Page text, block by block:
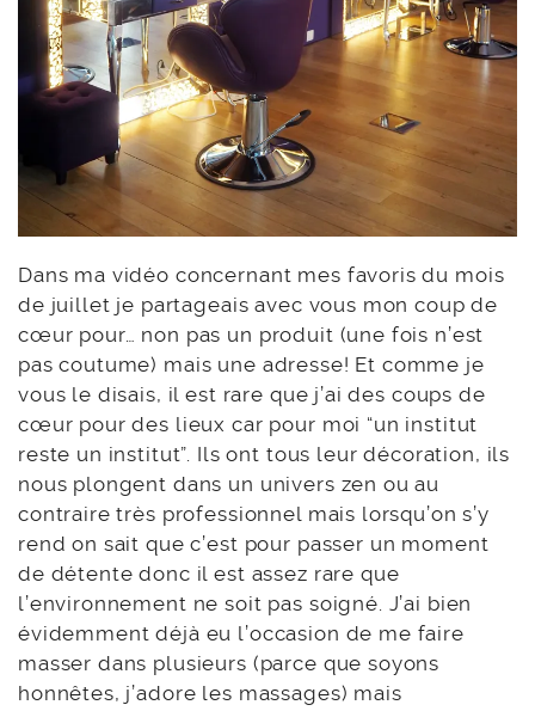
Dans ma vidéo concernant mes favoris du mois
de juillet je partageais avec vous mon coup de
cœur pour… non pas un produit (une fois n’est
pas coutume) mais une adresse! Et comme je
vous le disais, il est rare que j’ai des coups de
cœur pour des lieux car pour moi “un institut
reste un institut”. Ils ont tous leur décoration, ils
nous plongent dans un univers zen ou au
contraire très professionnel mais lorsqu’on s’y
rend on sait que c’est pour passer un moment
de détente donc il est assez rare que
l’environnement ne soit pas soigné. J’ai bien
évidemment déjà eu l’occasion de me faire
masser dans plusieurs (parce que soyons
honnêtes, j’adore les massages) mais